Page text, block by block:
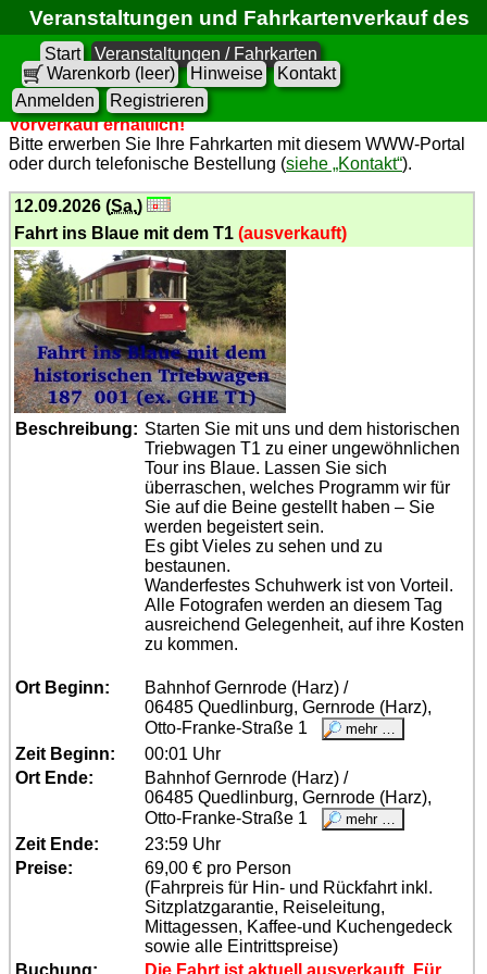
Veranstaltungen und Fahrkartenverkauf des
FKS
Start
Veranstaltungen / Fahrkarten
Warenkorb (leer)
Hinweise
Kontakt
Anmelden
Registrieren
Die Fahrkarten für die Sonderzüge des
Vorverkauf erhältlich!
Bitte erwerben Sie Ihre Fahrkarten mit diesem WWW-Portal
oder durch telefonische Bestellung (siehe „Kontakt“).
12.09.2026 (Sa.)
Fahrt ins Blaue mit dem T1(ausverkauft)
Beschreibung: Starten Sie mit uns und dem historischen
Triebwagen T1 zu einer ungewöhnlichen
Tour ins Blaue. Lassen Sie sich
überraschen, welches Programm wir für
Sie auf die Beine gestellt haben – Sie
werden begeistert sein.
Es gibt Vieles zu sehen und zu
bestaunen.
Wanderfestes Schuhwerk ist von Vorteil.
Alle Fotografen werden an diesem Tag
ausreichend Gelegenheit, auf ihre Kosten
zu kommen.
Ort Beginn:
Bahnhof Gernrode (Harz) /
06485 Quedlinburg, Gernrode (Harz),
Otto-Franke-Straße 1
Zeit Beginn:
00:01 Uhr
Ort Ende:
Bahnhof Gernrode (Harz) /
06485 Quedlinburg, Gernrode (Harz),
Otto-Franke-Straße 1
Zeit Ende:
23:59 Uhr
Preise:
69,00 € pro Person
(Fahrpreis für Hin- und Rückfahrt inkl.
Sitzplatzgarantie, Reiseleitung,
Mittagessen, Kaffee-und Kuchengedeck
sowie alle Eintrittspreise)